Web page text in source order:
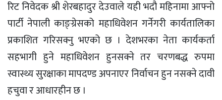
रिट निवेदक श्री शेरबहादुर देउवाले यही भदौ महिनामा आफ्नो
पार्टी नेपाली काङ्ग्रेसको महाधिवेशन गर्नेगरी कार्यतालिका
प्रकाशित गरिसक्नु भएको छ । देशभरका नेता कार्यकर्ता
सहभागी हुने महाधिवेशन हुनसक्ने तर चरणबद्ध रुपमा
स्वास्थ्य सुरक्षाका मापदण्ड अपनाएर निर्वाचन हुन नसक्ने दावी
हचुवा र आधारहीन छ ।